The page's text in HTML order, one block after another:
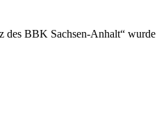
des BBK Sachsen-Anhalt“